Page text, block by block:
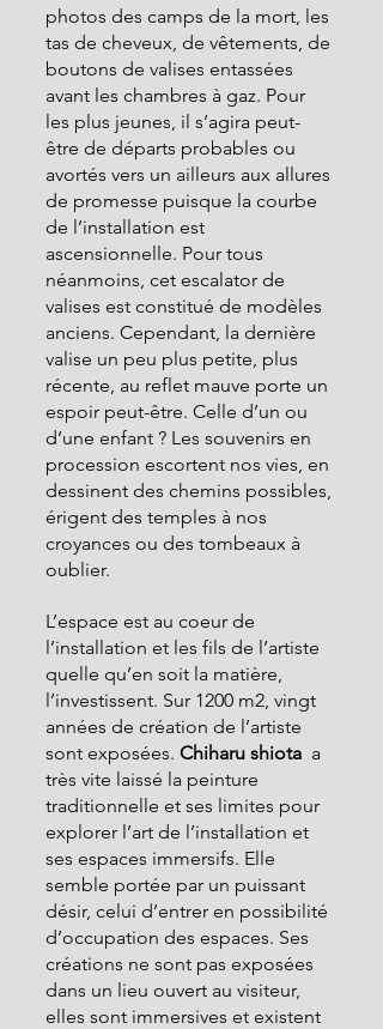
photos des camps de la mort, les
tas de cheveux, de vêtements, de
boutons de valises entassées
avant les chambres à gaz. Pour
les plus jeunes, il s’agira peut-
être de départs probables ou
avortés vers un ailleurs aux allures
de promesse puisque la courbe
de l’installation est
ascensionnelle. Pour tous
néanmoins, cet escalator de
valises est constitué de modèles
anciens. Cependant, la dernière
valise un peu plus petite, plus
récente, au reflet mauve porte un
espoir peut-être. Celle d’un ou
d’une enfant ? Les souvenirs en
procession escortent nos vies, en
dessinent des chemins possibles,
érigent des temples à nos
croyances ou des tombeaux à
oublier.
L’espace est au coeur de
l’installation et les fils de l’artiste
quelle qu’en soit la matière,
l’investissent. Sur 1200 m2, vingt
années de création de l’artiste
sont exposées. Chiharu shiota a
très vite laissé la peinture
traditionnelle et ses limites pour
explorer l’art de l’installation et
ses espaces immersifs. Elle
semble portée par un puissant
désir, celui d’entrer en possibilité
d’occupation des espaces. Ses
créations ne sont pas exposées
dans un lieu ouvert au visiteur,
elles sont immersives et existent